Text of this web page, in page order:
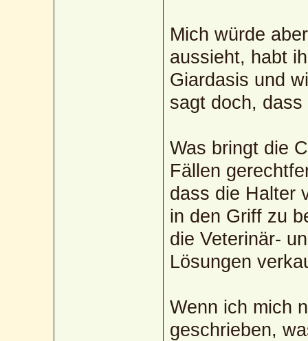
Mich würde
aussieht, habt
Giardasis und
sagt doch,
Was bringt die
Fällen
dass die Halter
in den Griff zu
die Veterinär-
Lösungen
Wenn ich mich
geschrieben,